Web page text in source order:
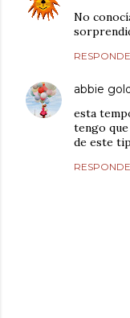
No
abbie
esta
tengo
de este